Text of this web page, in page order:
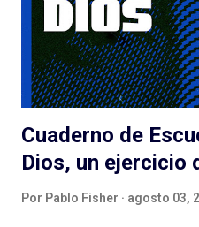
de una serie que... tarda en
los episodios entre el tercero/
e...
Cuaderno de
Dios, un ejercicio
Por Pablo Fisher agosto 03,